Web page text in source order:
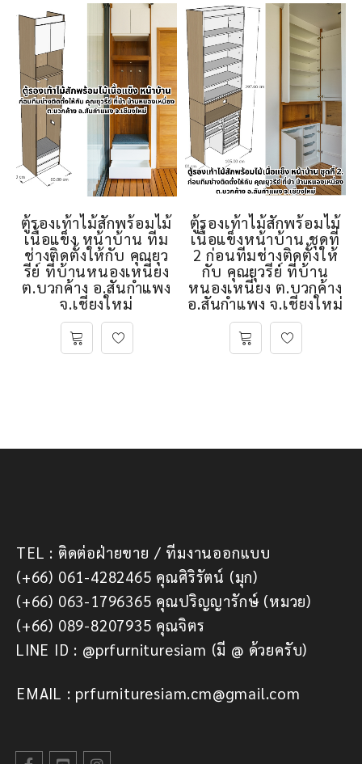
ตู้รองเท้าไม้สักพร้อมไม้
เนื้อแข็ง หน้าบ้าน ทีม
ช่างติดตั้งให้กับ คุณยุว
รีย์ ที่บ้านหนองเหนี่ยง
ต.บวกค้าง อ.สันกำแพง
จ.เชียงใหม่
ตู้รองเท้าไม้สักพร้อมไม้
เนื้อแข็งหน้าบ้าน ชุดที่
2 ก่อนทีมช่างติดตั้งให้
กับ คุณยุวรีย์ ที่บ้าน
หนองเหนี่ยง ต.บวกค้าง
อ.สันกำแพง จ.เชียงใหม่
TEL : ติดต่อฝ่ายขาย / ทีมงานออกแบบ
(+66) 061-4282465 คุณศิริรัตน์ (มุก)
(+66) 063-1796365 คุณปริญญารักษ์ (หมวย)
(+66) 089-8207935 คุณจิตร
LINE ID : @prfurnituresiam (มี @ ด้วยครับ)
EMAIL : prfurnituresiam.cm@gmail.com